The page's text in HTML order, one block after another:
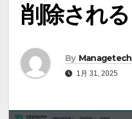
削除される
By Managetech
1月 31, 2025